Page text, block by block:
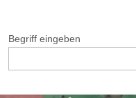
Begriff eingeben